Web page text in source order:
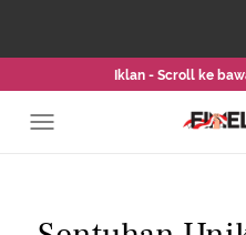
Iklan - Scroll ke